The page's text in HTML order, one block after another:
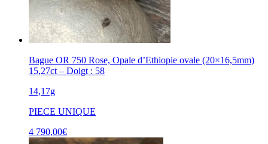
Bague OR 750 Rose, Opale d’Ethiopie ovale (20×16,5mm)
15,27ct – Doigt : 58
14,17g
PIECE UNIQUE
4 790,00€